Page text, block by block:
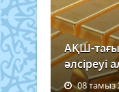
АҚШ-
әлсіреуі
08 тамыз